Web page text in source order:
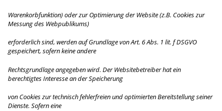
Warenkorbfunktion) oder zur Optimierung der Website (z.B. Cookies zur
Messung des Webpublikums)
erforderlich sind, werden auf Grundlage von Art. 6 Abs. 1 lit. f DSGVO
gespeichert, sofern keine andere
Rechtsgrundlage angegeben wird. Der Websitebetreiber hat ein
berechtigtes Interesse an der Speicherung
von Cookies zur technisch fehlerfreien und optimierten Bereitstellung seiner
Dienste. Sofern eine